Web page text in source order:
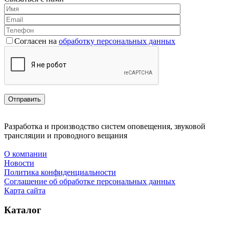
Согласен на обработку персональных данных
Разработка и производство систем оповещения, звуковой
трансляции и проводного вещания
О компании
Новости
Политика конфиденциальности
Соглашение об обработке персональных данных
Карта сайта
Каталог